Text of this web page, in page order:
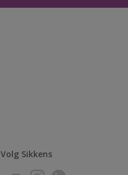
Volg Sikkens